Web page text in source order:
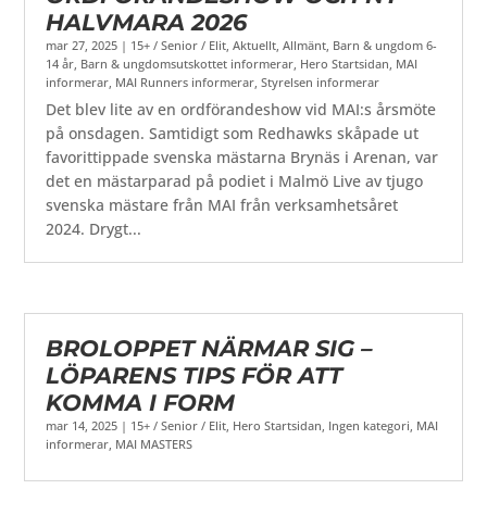
HALVMARA 2026
mar 27, 2025 | 15+ / Senior / Elit,Aktuellt,Allmänt, Barn & ungdom 6-
14 år, Barn & ungdomsutskottet informerar, Hero Startsidan, MAI
informerar, MAI Runners informerar,Styrelsen informerar
Det blev lite av en ordförandeshow vid MAI:s årsmöte
på onsdagen. Samtidigt som Redhawks skåpade ut
favorittippade svenska mästarna Brynäs i Arenan, var
det en mästarparad på podiet i Malmö Live av tjugo
svenska mästare från MAI från verksamhetsåret
2024. Drygt...
BROLOPPET NÄRMAR SIG –
LÖPARENS TIPS FÖR ATT
KOMMA I FORM
mar 14, 2025 | 15+ / Senior / Elit, Hero Startsidan, Ingen kategori, MAI
informerar, MAI MASTERS